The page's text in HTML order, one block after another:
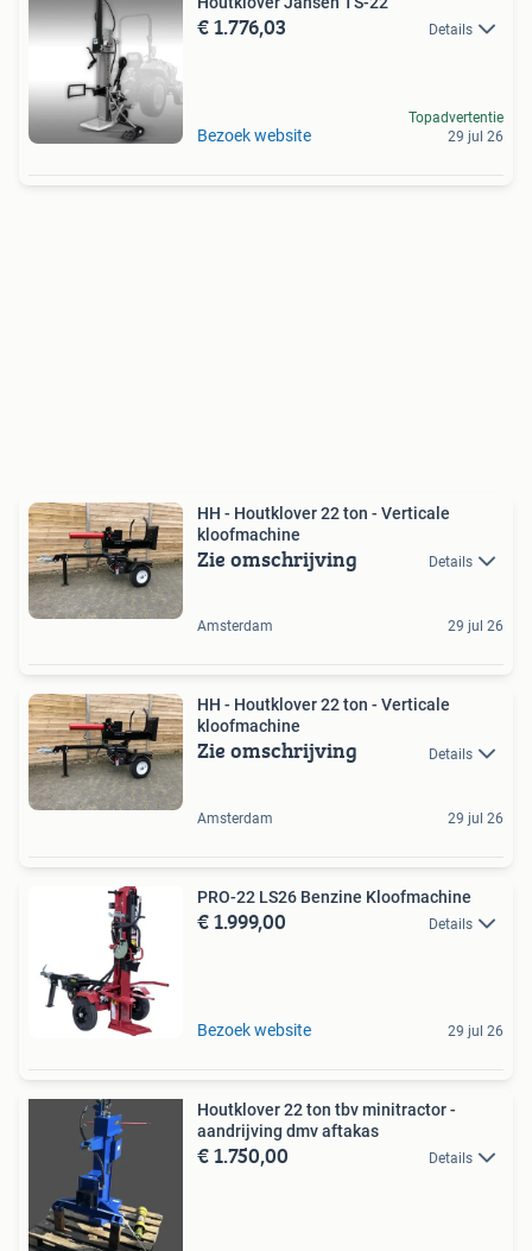
€ 1.776,03 Details
Bezoek website
Topadvertentie
29 jul 26
HH - Houtklover 22 ton - Verticale
kloofmachine
Zie omschrijving Details
Amsterdam 29 jul 26
HH - Houtklover 22 ton - Verticale
kloofmachine
Zie omschrijving Details
Amsterdam 29 jul 26
PRO-22 LS26 Benzine Kloofmachine
€ 1.999,00 Details
Bezoek website 29 jul 26
Houtklover 22 ton tbv minitractor -
aandrijving dmv aftakas
€ 1.750,00 Details